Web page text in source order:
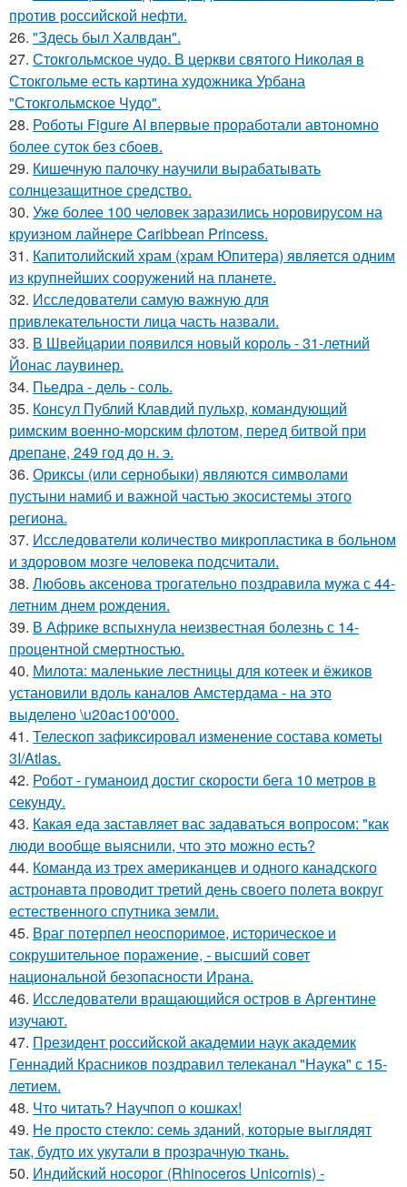
против российской нефти.
26. "Здесь был Халвдан".
27. Стокгольмское чудо. В церкви святого Николая в
Стокгольме есть картина художника Урбана
"Стокгольмское Чудо".
28. Роботы Figure AI впервые проработали автономно
более суток без сбоев.
29. Кишечную палочку научили вырабатывать
солнцезащитное средство.
30. Уже более 100 человек заразились норовирусом на
круизном лайнере Caribbean Princess.
31. Капитолийский храм (храм Юпитера) является одним
из крупнейших сооружений на планете.
32. Исследователи самую важную для
привлекательности лица часть назвали.
33. В Швейцарии появился новый король - 31-летний
Йонас лаувинер.
34. Пьедра - дель - соль.
35. Консул Публий Клавдий пульхр, командующий
римским военно-морским флотом, перед битвой при
дрепане, 249 год до н. э.
36. Ориксы (или сернобыки) являются символами
пустыни намиб и важной частью экосистемы этого
региона.
37. Исследователи количество микропластика в больном
и здоровом мозге человека подсчитали.
38. Любовь аксенова трогательно поздравила мужа с 44-
летним днем рождения.
39. В Африке вспыхнула неизвестная болезнь с 14-
процентной смертностью.
40. Милота: маленькие лестницы для котеек и ёжиков
установили вдоль каналов Амстердама - на это
выделено \u20ac100'000.
41. Телескоп зафиксировал изменение состава кометы
3I/Atlas.
42. Робот - гуманоид достиг скорости бега 10 метров в
секунду.
43. Какая еда заставляет вас задаваться вопросом: "как
люди вообще выяснили, что это можно есть?
44. Команда из трех американцев и одного канадского
астронавта проводит третий день своего полета вокруг
естественного спутника земли.
45. Враг потерпел неоспоримое, историческое и
сокрушительное поражение, - высший совет
национальной безопасности Ирана.
46. Исследователи вращающийся остров в Аргентине
изучают.
47. Президент российской академии наук академик
Геннадий Красников поздравил телеканал "Наука" с 15-
летием.
48. Что читать? Научпоп о кошках!
49. Не просто стекло: семь зданий, которые выглядят
так, будто их укутали в прозрачную ткань.
50. Индийский носорог (Rhinoceros Unicornis) -